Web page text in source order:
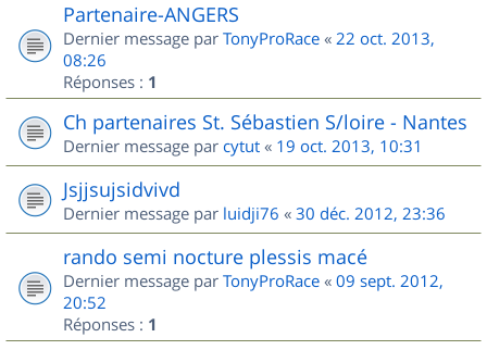
Partenaire-ANGERS
Dernier message par TonyProRace « 22 oct. 2013,
08:26
Réponses : 1
Ch partenaires St. Sébastien S/loire - Nantes
Dernier message par cytut « 19 oct. 2013, 10:31
Jsjjsujsidvivd
Dernier message par luidji76 « 30 déc. 2012, 23:36
rando semi nocture plessis macé
Dernier message par TonyProRace « 09 sept. 2012,
20:52
Réponses : 1